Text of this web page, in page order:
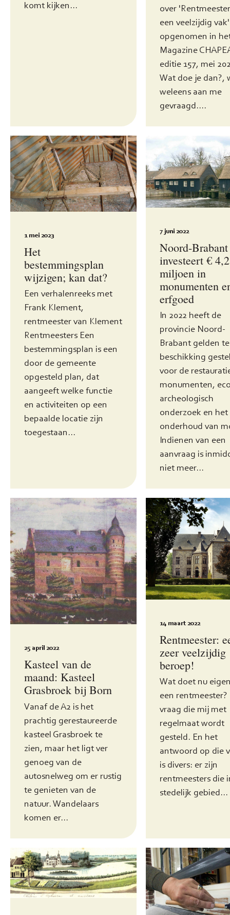
komt kijken...
over
een veelzijdig
opgenomen in
Magazine
editie 157, mei
Wat doe je dan?,
weleens aan me
gevraagd....
1 mei 2023
Het
bestemmingsplan
wijzigen; kan dat?
Een verhalenreeks met
Frank Klement,
rentmeester van Klement
Rentmeesters Een
bestemmingsplan is een
door de gemeente
opgesteld plan, dat
aangeeft welke functie
en activiteiten op een
bepaalde locatie zijn
toegestaan...
7 juni 2022
Noord-Brabant
investeert € 4,2
miljoen in
monumenten
erfgoed
In 2022 heeft de
provincie Noord-
Brabant gelden
beschikking
voor de
monumenten,
archeologisch
onderzoek en het
onderhoud van
Indienen van een
aanvraag is
niet meer...
25 april 2022
Kasteel van de
maand: Kasteel
Grasbroek bij Born
Vanaf de A2 is het
prachtig gerestaureerde
kasteel Grasbroek te
zien, maar het ligt ver
genoeg van de
autosnelweg om er rustig
te genieten van de
natuur. Wandelaars
komen er...
14 maart 2022
Rentmeester:
zeer veelzijdig
beroep!
Wat doet nu
een rentmeester?
vraag die mij met
regelmaat wordt
gesteld. En het
antwoord op die
is divers: er zijn
rentmeesters die
stedelijk gebied...